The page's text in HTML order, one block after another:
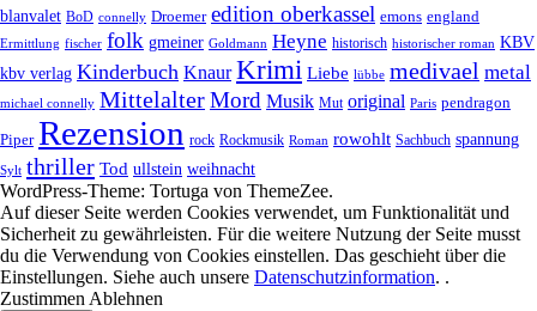
blanvalet BoD connelly Droemer edition oberkassel emons england
Ermittlung fischer folk gmeiner Goldmann Heyne historisch historischer roman KBV
kbv verlag Kinderbuch Knaur Krimi Liebe lübbe medivael metal
michael connelly MittelalterMord Musik Mut original Paris pendragon
Piper Rezension rock Rockmusik Roman rowohlt Sachbuch spannung
Sylt thriller Tod ullstein weihnacht
WordPress-Theme: Tortuga von ThemeZee.
Auf dieser Seite werden Cookies verwendet, um Funktionalität und
Sicherheit zu gewährleisten. Für die weitere Nutzung der Seite musst
du die Verwendung von Cookies einstellen. Das geschieht über die
Einstellungen. Siehe auch unsere Datenschutzinformation. .
Zustimmen Ablehnen